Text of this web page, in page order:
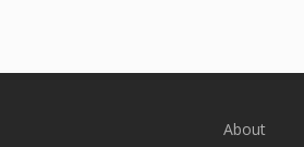
About